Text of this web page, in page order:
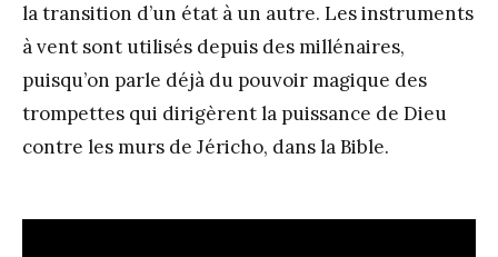
la transition d’un état à un autre. Les instruments
à vent sont utilisés depuis des millénaires,
puisqu’on parle déjà du pouvoir magique des
trompettes qui dirigèrent la puissance de Dieu
contre les murs de Jéricho, dans la Bible.